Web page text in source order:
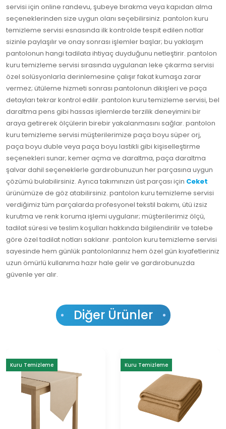
servisi için online randevu, şubeye bırakma veya kapıdan alma
seçeneklerinden size uygun olanı seçebilirsiniz. pantolon kuru
temizleme servisi esnasında ilk kontrolde tespit edilen notlar
sizinle paylaşılır ve onay sonrası işlemler başlar; bu yaklaşım
pantolonun hangi tadilata ihtiyaç duyduğunu netleştirir. pantolon
kuru temizleme servisi sırasında uygulanan leke çıkarma servisi
özel solüsyonlarla derinlemesine çalışır fakat kumaşa zarar
vermez; ütüleme hizmeti sonrası pantolonun dikişleri ve paça
detayları tekrar kontrol edilir. pantolon kuru temizleme servisi, bel
daraltma pens gibi hassas işlemlerde terzilik deneyimini bir
araya getirerek ölçülerin birebir yakalanmasını sağlar. pantolon
kuru temizleme servisi müşterilerimize paça boyu süper orj,
paça boyu duble veya paça boyu lastikli gibi kişiselleştirme
seçenekleri sunar; kemer açma ve daraltma, paça daraltma
şalvar dahil seçeneklerle gardırobunuzun her parçasına uygun
çözümü bulabilirsiniz. Ayrıca takımınızın üst parçası için Ceket
ürünümüze de göz atabilirsiniz. pantolon kuru temizleme servisi
verdiğimiz tüm parçalarda profesyonel tekstil bakımı, ütü izsiz
kurutma ve renk koruma işlemi uygulanır; müşterilerimiz ölçü,
tadilat süresi ve teslim koşulları hakkında bilgilendirilir ve talebe
göre özel tadilat notları saklanır. pantolon kuru temizleme servisi
sayesinde hem günlük pantolonlarınız hem özel gün kıyafetleriniz
uzun ömürlü kullanıma hazır hale gelir ve gardırobunuzda
güvenle yer alır.
Diğer Ürünler
Kuru Temizleme Kuru Temizleme